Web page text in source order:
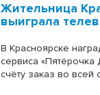
Жительница
выиграла
В Красноярске
сервиса «Пятёрочка
счёту заказ во